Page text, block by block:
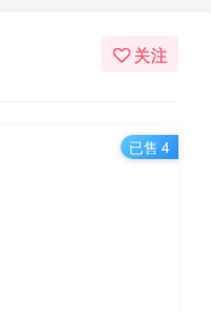
关注
已售 4